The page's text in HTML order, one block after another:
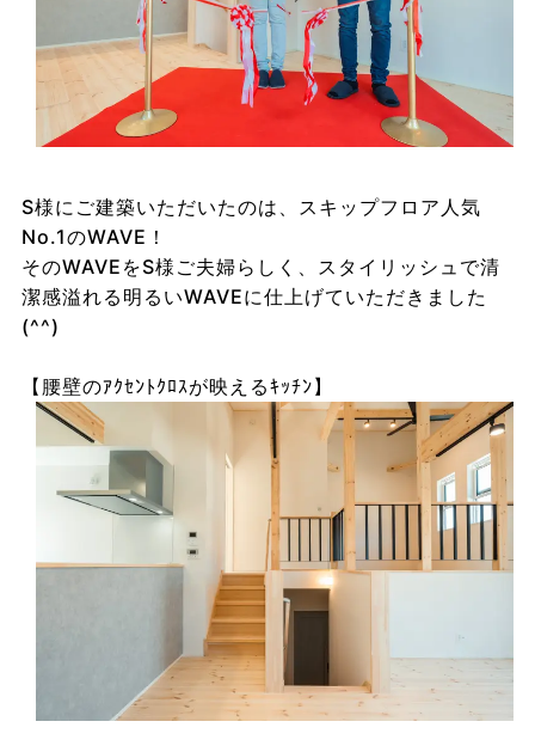
S様にご建築いただいたのは、スキップフロア人気
No.1のWAVE！
そのWAVEをS様ご夫婦らしく、スタイリッシュで清
潔感溢れる明るいWAVEに仕上げていただきました
(^^)
【腰壁のｱｸｾﾝﾄｸﾛｽが映えるｷｯﾁﾝ】